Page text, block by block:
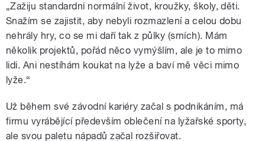
„Zažiju standardní normální život, kroužky, školy, děti.
Snažím se zajistit, aby nebyli rozmazlení a celou dobu
nehrály hry, co se mi daří tak z půlky (smích). Mám
několik projektů, pořád něco vymýšlím, ale je to mimo
lidi. Ani nestíhám koukat na lyže a baví mě věci mimo
lyže.“
Už během své závodní kariéry začal s podnikáním, má
firmu vyrábějící především oblečení na lyžařské sporty,
ale svou paletu nápadů začal rozšiřovat.